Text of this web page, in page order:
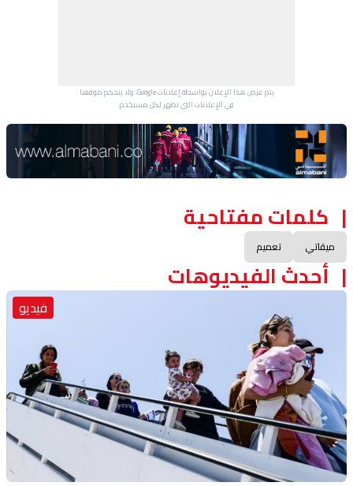
يتم عرض هذا الإعلان بواسطة إعلانات Google، ولا يتحكم موقعنا
في الإعلانات التي تظهر لكل مستخدم.
Advertisement Section
كلمات مفتاحية
ميقاتي تعميم
أحدث الفيديوهات
فيديو